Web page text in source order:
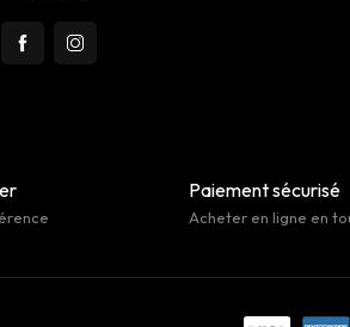
Paiement sécurisé
Acheter en ligne en